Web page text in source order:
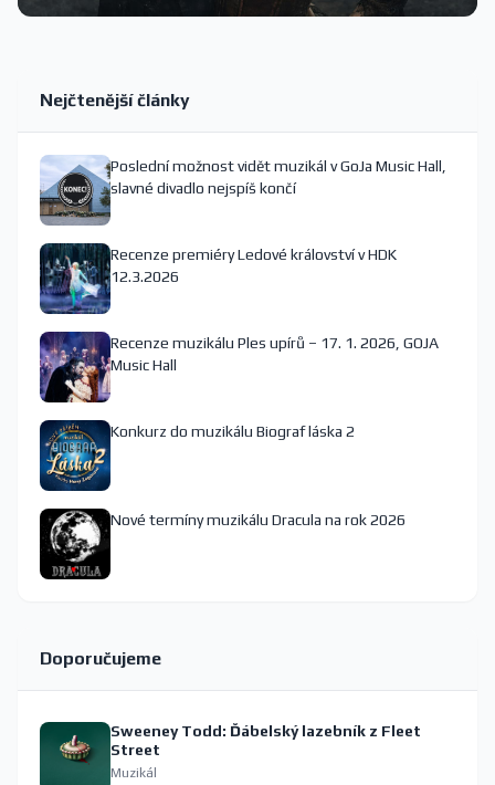
Nejčtenější články
Poslední možnost vidět muzikál v GoJa Music Hall,
slavné divadlo nejspíš končí
Recenze premiéry Ledové království v HDK
12.3.2026
Recenze muzikálu Ples upírů – 17. 1. 2026, GOJA
Music Hall
Konkurz do muzikálu Biograf láska 2
Nové termíny muzikálu Dracula na rok 2026
Doporučujeme
Sweeney Todd: Ďábelský lazebník z Fleet
Street
Muzikál